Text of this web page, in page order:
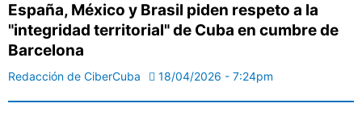
España, México y Brasil piden respeto a la
"integridad territorial" de Cuba en cumbre de
Barcelona
Redacción de CiberCuba 18/04/2026 - 7:24pm